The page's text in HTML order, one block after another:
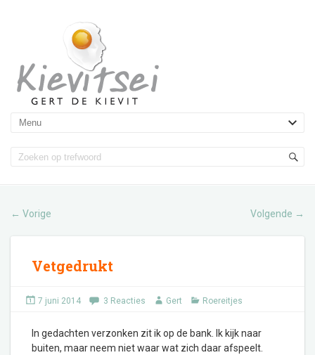
← Vorige Volgende →
Vetgedrukt
7 juni 2014 3 Reacties Gert Roereitjes
In gedachten verzonken zit ik op de bank. Ik kijk naar
buiten, maar neem niet waar wat zich daar afspeelt.